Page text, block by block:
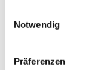
Notwendig
Präferenzen